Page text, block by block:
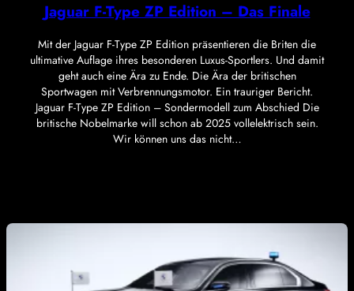
Jaguar F-Type ZP Edition – Das Finale
Mit der Jaguar F-Type ZP Edition präsentieren die Briten die
ultimative Auflage ihres besonderen Luxus-Sportlers. Und damit
geht auch eine Ära zu Ende. Die Ära der britischen
Sportwagen mit Verbrennungsmotor. Ein trauriger Bericht.
Jaguar F-Type ZP Edition – Sondermodell zum Abschied Die
britische Nobelmarke will schon ab 2025 vollelektrisch sein.
Wir können uns das nicht…